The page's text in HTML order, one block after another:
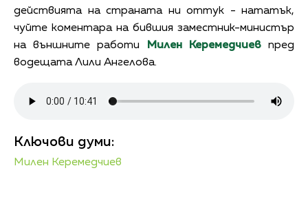
действията на страната ни оттук - нататък,
чуйте коментара на бившия заместник-министър
на външните работи
Милен Керемедчиевпред
водещата Лили Ангелова.
Ключови думи:
Милен Керемедчиев